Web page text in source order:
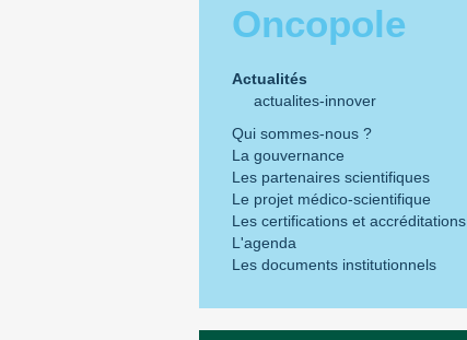
Oncopole
Actualités
actualites-innover
Qui sommes-nous ?
La gouvernance
Les partenaires scientifiques
Le projet médico-scientifique
Les certifications et accréditations
L'agenda
Les documents institutionnels